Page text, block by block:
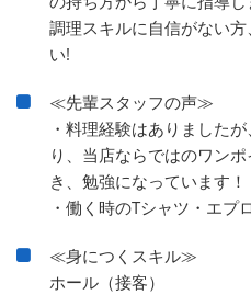
調理スキルに自信がない
い!
≪先輩スタッフの声≫
・料理経験はありました
り、当店ならではのワン
き、勉強になっています！
・働く時のTシャツ・エプ
≪身につくスキル≫
ホール（接客）